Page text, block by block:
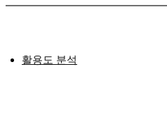
활용도 분석